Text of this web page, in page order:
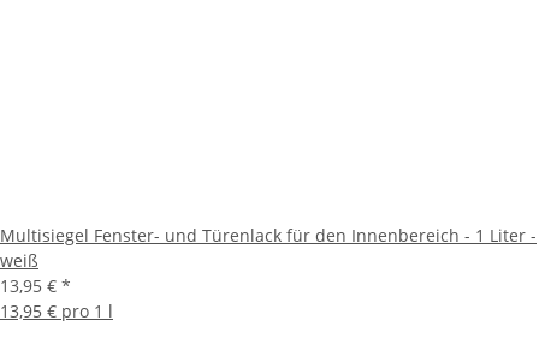
Multisiegel Fenster- und Türenlack für den Innenbereich - 1 Liter -
weiß
13,95 € *
13,95 € pro 1 l